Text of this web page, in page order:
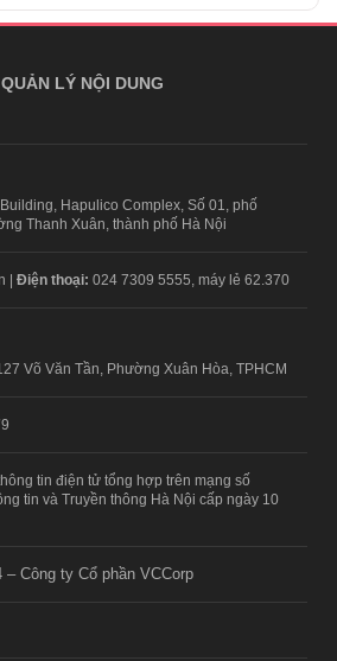
LÝ NỘI DUNG
Hapulico Complex, Số 01, phố
Thanh Xuân, thành phố Hà Nội
| Điện thoại: 024 7309 5555, máy lẻ 62.370
Võ Văn Tần, Phường Xuân Hòa, TPHCM
tin điện tử tổng hợp trên mạng số
tin và Truyền thông Hà Nội cấp ngày 10
Công ty Cổ phần VCCorp